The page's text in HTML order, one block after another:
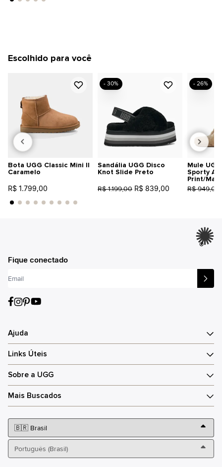
Escolhido para você
Bota UGG Classic Mini II
Caramelo
R$ 1.799,00
Sandália UGG Disco
Knot Slide Preto
R$ 1.199,00 R$ 839,00
- 30%
Mule
Sporty
Print/
R$ 949,00
- 26%
®
Fique conectado
Ajuda
Links Úteis
Sobre a UGG
Mais Buscados